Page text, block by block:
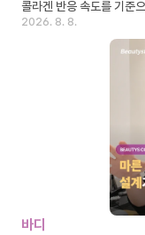
콜라겐 반응 속도를 기준
2026. 8. 8.
바디